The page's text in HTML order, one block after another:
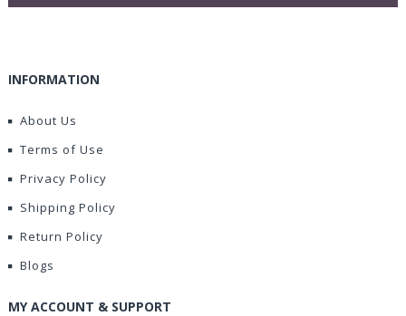
INFORMATION
About Us
Terms of Use
Privacy Policy
Shipping Policy
Return Policy
Blogs
MY ACCOUNT & SUPPORT